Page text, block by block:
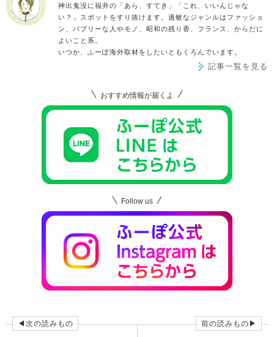
神出鬼没に福井の「あら、すてき」「これ、いいんじゃな
い？」スポットをすり抜けます。過敏なジャンルはファッショ
ン、バブリーな人やモノ、昭和の残り香、フランス、からだに
よいこと系。
いつか、ふーぽ海外取材をしたいともくろんでいます。
記事一覧を見る
おすすめ情報が届くよ
Follow us
◀次の読みもの 前の読みもの▶